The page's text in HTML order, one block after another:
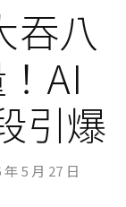
吞八
AI
引爆
年 5 月 27 日